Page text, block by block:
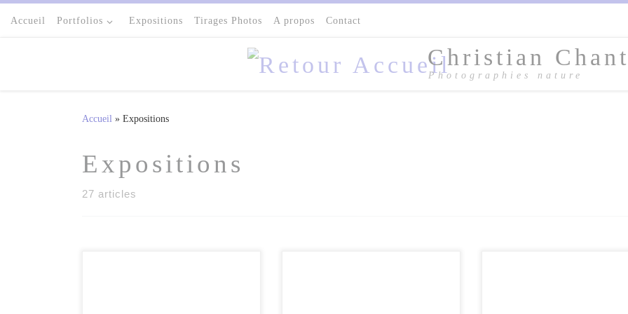
Passer au contenu
Accueil Portfolios Expositions Tirages Photos A propos Contact
Christian
Photographies nature
Accueil » Expositions
Expositions
27 articles